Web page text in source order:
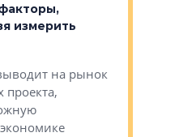
измерить
на рынок
проекта,